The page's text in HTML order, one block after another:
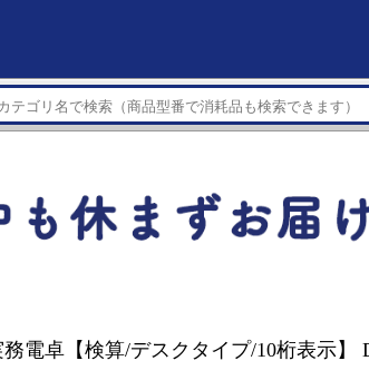
電卓【検算/デスクタイプ/10桁表示】